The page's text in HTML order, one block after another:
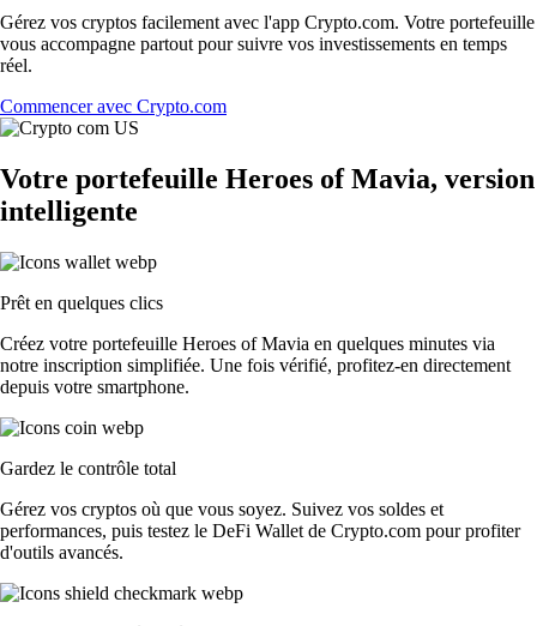
Gérez vos cryptos facilement avec l'app Crypto.com. Votre portefeuille
vous accompagne partout pour suivre vos investissements en temps
réel.
Commencer avec Crypto.com
Votre portefeuille Heroes of Mavia, version
intelligente
Prêt en quelques clics
Créez votre portefeuille Heroes of Mavia en quelques minutes via
notre inscription simplifiée. Une fois vérifié, profitez-en directement
depuis votre smartphone.
Gardez le contrôle total
Gérez vos cryptos où que vous soyez. Suivez vos soldes et
performances, puis testez le DeFi Wallet de Crypto.com pour profiter
d'outils avancés.